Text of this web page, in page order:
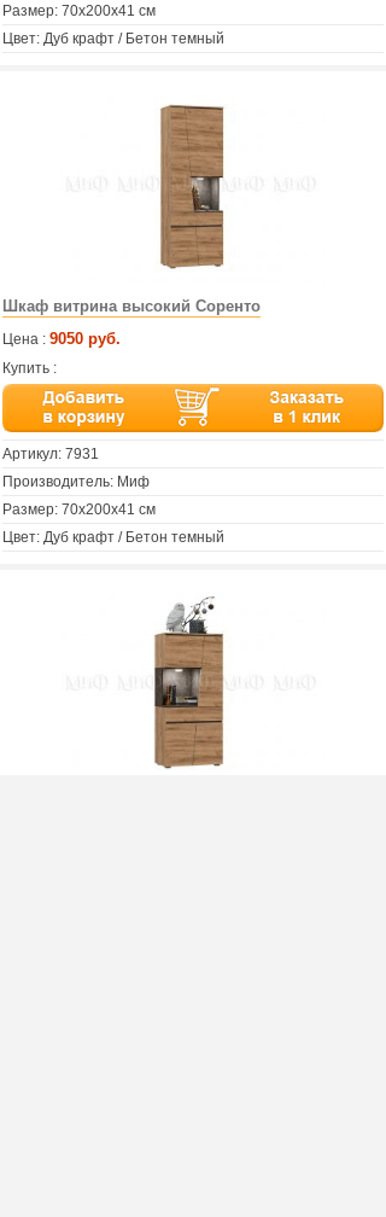
Размер: 70х200х41 см
Цвет: Дуб крафт / Бетон темный
Шкаф витрина высокий Соренто
Цена : 9050 руб.
Купить :
Артикул: 7931
Производитель: Миф
Размер: 70х200х41 см
Цвет: Дуб крафт / Бетон темный